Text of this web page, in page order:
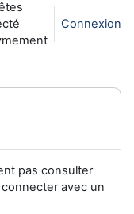
Connexion
pas consulter
avec un